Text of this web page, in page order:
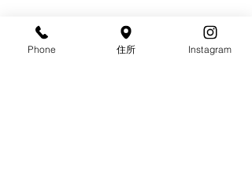
Phone 住所 Instagram